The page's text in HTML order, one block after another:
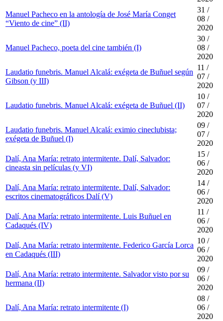
Manuel Pacheco en la antología de José María Conget
“Viento de cine” (II)
31 /
08 /
2020
Manuel Pacheco, poeta del cine también (I)
30 /
08 /
2020
Laudatio funebris. Manuel Alcalá: exégeta de Buñuel según
Gibson (y III)
11 /
07 /
2020
Laudatio funebris. Manuel Alcalá: exégeta de Buñuel (II)
10 /
07 /
2020
Laudatio funebris. Manuel Alcalá: eximio cineclubista;
exégeta de Buñuel (I)
09 /
07 /
2020
Dalí, Ana María: retrato intermitente. Dalí, Salvador:
cineasta sin películas (y VI)
15 /
06 /
2020
Dalí, Ana María: retrato intermitente. Dalí, Salvador:
escritos cinematográficos Dalí (V)
14 /
06 /
2020
Dalí, Ana María: retrato intermitente. Luis Buñuel en
Cadaqués (IV)
11 /
06 /
2020
Dalí, Ana María: retrato intermitente. Federico García Lorca
en Cadaqués (III)
10 /
06 /
2020
Dalí, Ana María: retrato intermitente. Salvador visto por su
hermana (II)
09 /
06 /
2020
Dalí, Ana María: retrato intermitente (I)
08 /
06 /
2020